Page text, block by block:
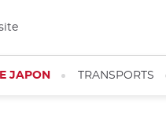
JAPON TRANSPORTS